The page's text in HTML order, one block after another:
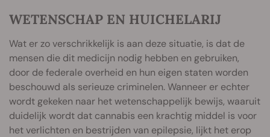
WETENSCHAP EN HUICHELARIJ
Wat er zo verschrikkelijk is aan deze situatie, is dat de
mensen die dit medicijn nodig hebben en gebruiken,
door de federale overheid en hun eigen staten worden
beschouwd als serieuze criminelen. Wanneer er echter
wordt gekeken naar het wetenschappelijk bewijs, waaruit
duidelijk wordt dat cannabis een krachtig middel is voor
het verlichten en bestrijden van epilepsie, lijkt het erop